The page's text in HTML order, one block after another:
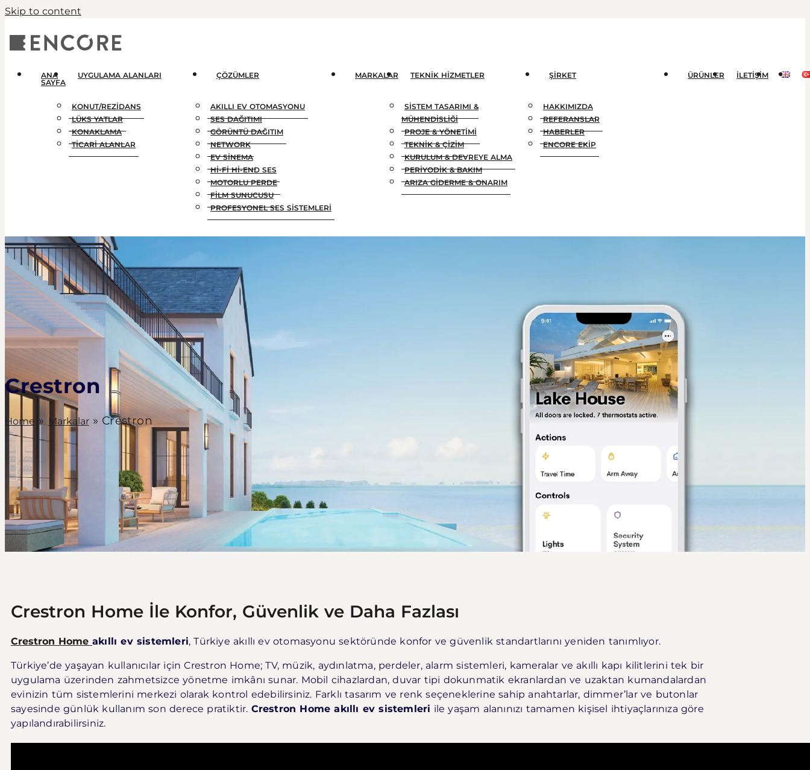
Skip to content
ANA
SAYFA
UYGULAMA ALANLARI
KONUT/REZIDANS
LÜKS YATLAR
KONAKLAMA
TICARI ALANLAR
ÇÖZÜMLER
AKILLI EV OTOMASYONU
SES DAĞITIMI
GÖRÜNTÜ DAĞITIM
NETWORK
EV SINEMA
HI-FI HI-END SES
MOTORLU PERDE
FILM SUNUCUSU
PROFESYONEL SES SISTEMLERI
MARKALAR TEKNIK HIZMETLER
SISTEM TASARIMI &
MÜHENDISLIĞI
PROJE & YÖNETIMI
TEKNIK & ÇIZIM
KURULUM & DEVREYE ALMA
PERIYODIK & BAKIM
ARIZA GIDERME & ONARIM
ŞIRKET
HAKKIMIZDA
REFERANSLAR
HABERLER
ENCORE EKIP
ÜRÜNLER İLETIŞIM
Crestron
Home » Markalar» Crestron
Crestron Home İle Konfor, Güvenlik ve Daha Fazlası
Crestron Home akıllı ev sistemleri, Türkiye akıllı ev otomasyonu sektöründe konfor ve güvenlik standartlarını yeniden tanımlıyor.
Türkiye’de yaşayan kullanıcılar için Crestron Home; TV, müzik, aydınlatma, perdeler, alarm sistemleri, kameralar ve akıllı kapı kilitlerini tek bir
uygulama üzerinden zahmetsizce yönetme imkânı sunar. Mobil cihazlardan, duvar tipi dokunmatik ekranlardan ve uzaktan kumandalardan
evinizin tüm sistemlerini merkezi olarak kontrol edebilirsiniz. Farklı tasarım ve renk seçeneklerine sahip anahtarlar, dimmer’lar ve butonlar
sayesinde günlük kullanım son derece pratiktir. Crestron Home akıllı ev sistemleri ile yaşam alanınızı tamamen kişisel ihtiyaçlarınıza göre
yapılandırabilirsiniz.